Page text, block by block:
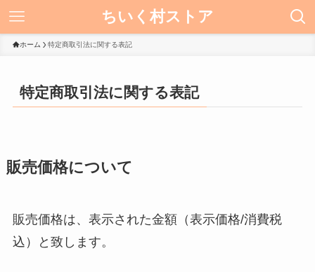
ちいく村ストア
ホーム 特定商取引法に関する表記
特定商取引法に関する表記
販売価格について
販売価格は、表示された金額（表示価格/消費税
込）と致します。